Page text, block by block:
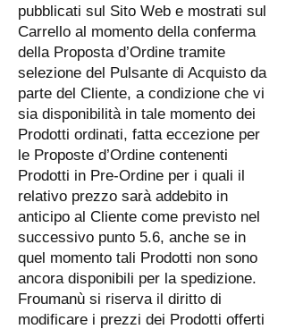
pubblicati sul Sito Web e mostrati sul
Carrello al momento della conferma
della Proposta d’Ordine tramite
selezione del Pulsante di Acquisto da
parte del Cliente, a condizione che vi
sia disponibilità in tale momento dei
Prodotti ordinati, fatta eccezione per
le Proposte d’Ordine contenenti
Prodotti in Pre-Ordine per i quali il
relativo prezzo sarà addebito in
anticipo al Cliente come previsto nel
successivo punto 5.6, anche se in
quel momento tali Prodotti non sono
ancora disponibili per la spedizione.
Froumanù si riserva il diritto di
modificare i prezzi dei Prodotti offerti